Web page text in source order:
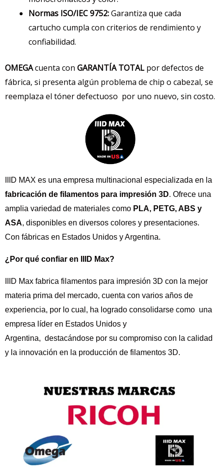
Normas ISO/IEC 9752:Garantiza que cada
cartucho cumpla con criterios de rendimiento y
confiabilidad.
OMEGAcuenta con GARANTÍA TOTAL por defectos de
fábrica, si presenta algún problema de chip o cabezal, se
reemplaza el tóner defectuoso por uno nuevo, sin costo.
IIID MAX es una empresa multinacional especializada en la
fabricación de filamentos para impresión 3D. Ofrece una
amplia variedad de materiales como PLA, PETG, ABS y
ASA, disponibles en diversos colores y presentaciones.
Con fábricas en Estados Unidos y Argentina.
¿Por qué confiar en IIID Max?
IIID Max fabrica filamentos para impresión 3D con la mejor
materia prima del mercado, cuenta con varios años de
experiencia, por lo cual, ha logrado consolidarse como una
empresa líder en Estados Unidos y
Argentina, destacándose por su compromiso con la calidad
y la innovación en la producción de filamentos 3D.